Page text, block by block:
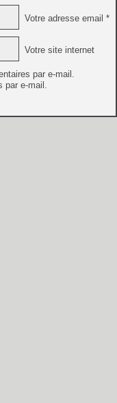
Votre adresse email *
Votre site internet
par e-mail.
par e-mail.